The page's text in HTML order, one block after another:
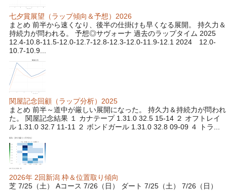
七夕賞展望（ラップ傾向＆予想）2026
まとめ 前半から速くなり、後半の仕掛けも早くなる展開。 持久力＆
持続力が問われる。 予想◎サヴォーナ 過去のラップタイム 2025
12.4-10.8-11.5-12.0-12.7-12.8-12.3-12.0-11.9-12.1 2024 12.0-
10.7-10.9...
関屋記念回顧（ラップ分析）2025
まとめ 前半～道中が厳しい展開になった。 持久力＆持続力が問われ
た。 関屋記念結果 １ カナテープ 1.31.0 32.5 15-14 ２ オフトレイ
ル 1.31.0 32.7 11-11 ２ ボンドガール 1.31.0 32.8 09-09 ４ トラ...
2026年 2回新潟 枠＆位置取り傾向
芝 7/25（土） Aコース 7/26（日） ダート 7/25（土） 7/26（日）